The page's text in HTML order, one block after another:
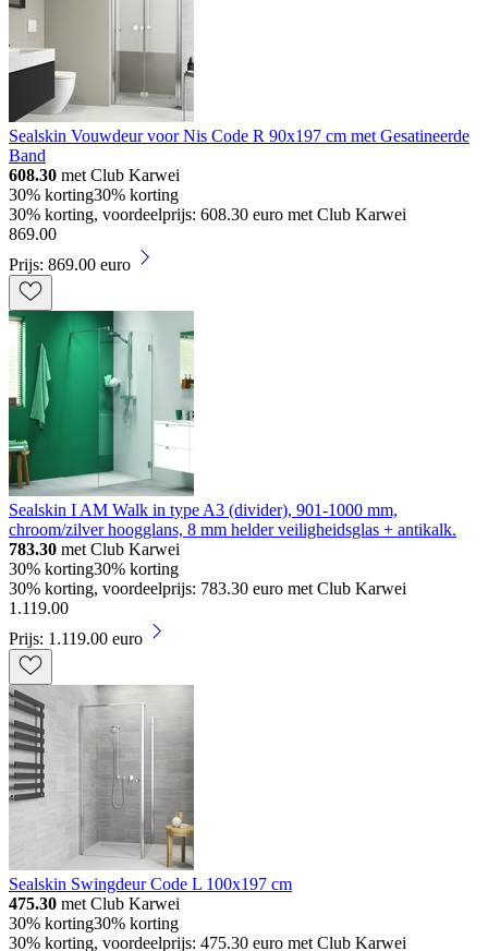
Sealskin Vouwdeur voor Nis Code R 90x197 cm met Gesatineerde
Band
608.30 met Club Karwei
30% korting30% korting
30% korting, voordeelprijs: 608.30 euro met Club Karwei
869.00
Prijs: 869.00 euro
Sealskin I AM Walk in type A3 (divider), 901-1000 mm,
chroom/zilver hoogglans, 8 mm helder veiligheidsglas + antikalk.
783.30 met Club Karwei
30% korting30% korting
30% korting, voordeelprijs: 783.30 euro met Club Karwei
1 .119.00
Prijs: 1.119.00 euro
Sealskin Swingdeur Code L 100x197 cm
475.30 met Club Karwei
30% korting30% korting
30% korting, voordeelprijs: 475.30 euro met Club Karwei